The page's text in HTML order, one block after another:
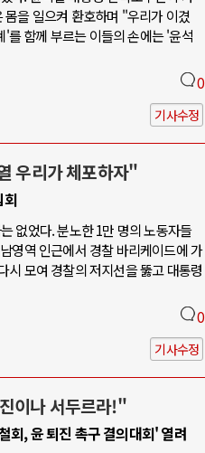
을 일으켜 환호하며 "우리가 이겼
를 함께 부르는 이들의 손에는 '윤석
0
기사수정
우리가 체포하자"
회
없었다. 분노한 1만 명의 노동자들
영역 인근에서 경찰 바리케이드에 가
시 모여 경찰의 저지선을 뚫고 대통령
0
기사수정
이나 서두르라!"
회, 윤 퇴진 촉구 결의대회' 열려